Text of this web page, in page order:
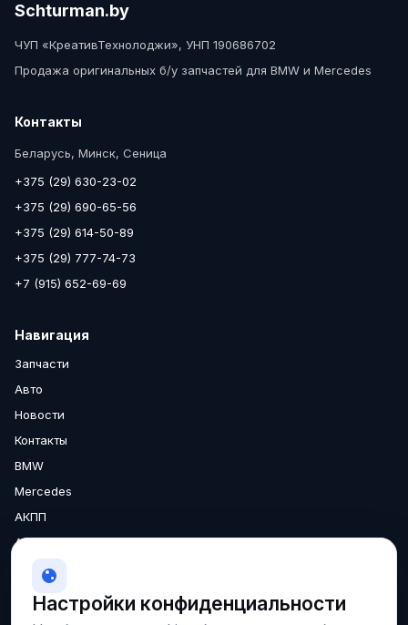
Schturman.by
ЧУП «КреативТехнолоджи», УНП 190686702
Продажа оригинальных б/у запчастей для BMW и Mercedes
Контакты
Беларусь, Минск, Сеница
+375 (29) 630-23-02
+375 (29) 690-65-56
+375 (29) 614-50-89
+375 (29) 777-74-73
+7 (915) 652-69-69
Навигация
Запчасти
Авто
Новости
Контакты
BMW
Mercedes
АКПП
Аксессуары
Двигатели
МКППНастройки конфиденциальности